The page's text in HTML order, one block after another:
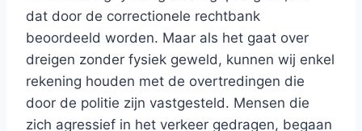
dat door de correctionele rechtbank
beoordeeld worden. Maar als het gaat over
dreigen zonder fysiek geweld, kunnen wij enkel
rekening houden met de overtredingen die
door de politie zijn vastgesteld. Mensen die
zich agressief in het verkeer gedragen, begaan